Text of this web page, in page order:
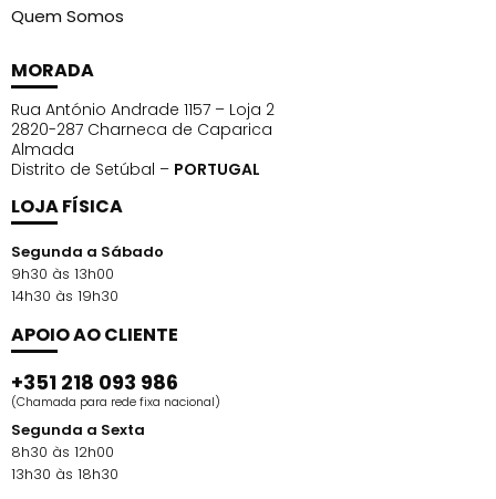
Quem Somos
MORADA
Rua António Andrade 1157 – Loja 2
2820-287 Charneca de Caparica
Almada
Distrito de Setúbal – PORTUGAL
LOJA FÍSICA
Segunda a Sábado
9h30 às 13h00
14h30 às 19h30
APOIO AO CLIENTE
+351 218 093 986
(Chamada para rede fixa nacional)
Segunda a Sexta
8h30 às 12h00
13h30 às 18h30